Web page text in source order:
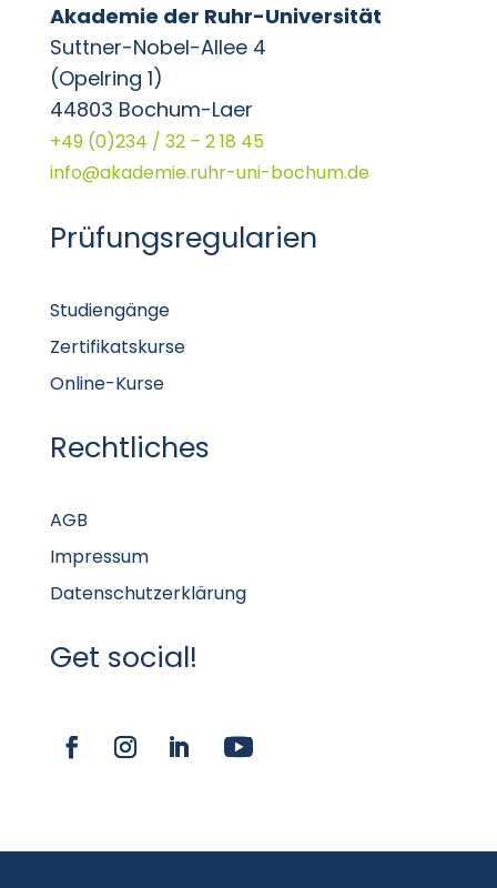
Akademie der Ruhr-Universität
Suttner-Nobel-Allee 4
(Opelring 1)
44803 Bochum-Laer
+49 (0)234 / 32 – 2 18 45
info@akademie.ruhr-uni-bochum.de
Prüfungsregularien
Studiengänge
Zertifikatskurse
Online-Kurse
Rechtliches
AGB
Impressum
Datenschutzerklärung
Get social!